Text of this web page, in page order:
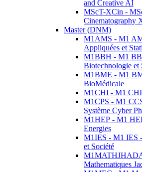
and Creative AI
MScT-XCin -
Cinematography
Master (DNM)
M1AMS - M1
Appliquées et
M1BBH - M1
Biotechnologie et
M1BME - M1
BioMédicale
M1CHI - M1 CHI
M1CPS - M1
Système Cyber
M1HEP - M1
Energies
M1IES - M1 IES
et Société
Mathematiques